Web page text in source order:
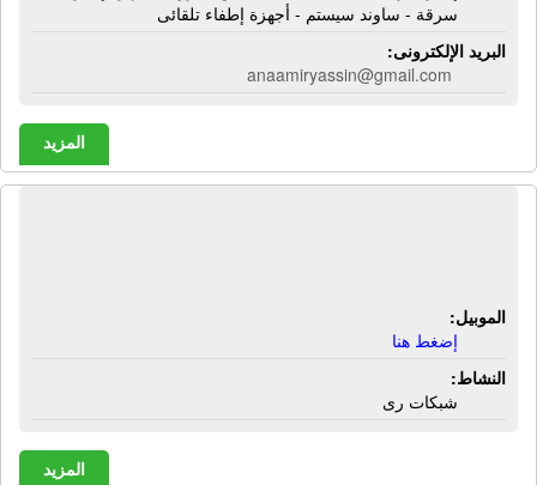
سرقة - ساوند سيستم - أجهزة إطفاء تلقائى
البريد الإلكترونى:
anaamiryassin@gmail.com
المزيد
الموبيل:
إضغط هنا
النشاط:
شبكات رى
المزيد